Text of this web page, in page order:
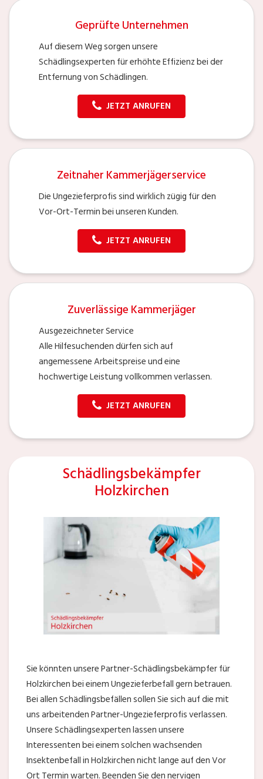
Geprüfte Unternehmen
Auf diesem Weg sorgen unsere
Schädlingsexperten für erhöhte Effizienz bei der
Entfernung von Schädlingen.
JETZT ANRUFEN
Zeitnaher Kammerjägerservice
Die Ungezieferprofis sind wirklich zügig für den
Vor-Ort-Termin bei unseren Kunden.
JETZT ANRUFEN
Zuverlässige Kammerjäger
Ausgezeichneter Service
Alle Hilfesuchenden dürfen sich auf
angemessene Arbeitspreise und eine
hochwertige Leistung vollkommen verlassen.
JETZT ANRUFEN
Schädlingsbekämpfer
Holzkirchen
Sie könnten unsere Partner-Schädlingsbekämpfer für
Holzkirchen bei einem Ungezieferbefall gern betrauen.
Bei allen Schädlingsbefällen sollen Sie sich auf die mit
uns arbeitenden Partner-Ungezieferprofis verlassen.
Unsere Schädlingsexperten lassen unsere
Interessenten bei einem solchen wachsenden
Insektenbefall in Holzkirchen nicht lange auf den Vor
Ort Termin warten. Beenden Sie den nervigen